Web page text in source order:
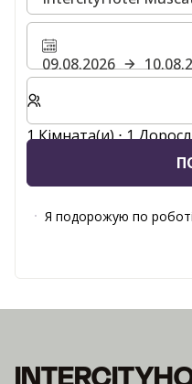
09.08.2026
Виберіть кількість
1 Кімната(и) ⋅ 1
Я подорожую по роботі